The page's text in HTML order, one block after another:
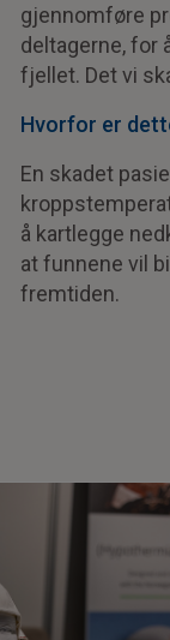
gjennomføre
deltagerne, for
fjellet. Det vi
Hvorfor er
En skadet
å kartlegge
at funnene vil
fremtiden.